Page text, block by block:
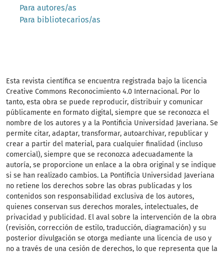
Para autores/as
Para bibliotecarios/as
Esta revista científica se encuentra registrada bajo la licencia
Creative Commons Reconocimiento 4.0 Internacional. Por lo
tanto, esta obra se puede reproducir, distribuir y comunicar
públicamente en formato digital, siempre que se reconozca el
nombre de los autores y a la Pontificia Universidad Javeriana. Se
permite citar, adaptar, transformar, autoarchivar, republicar y
crear a partir del material, para cualquier finalidad (incluso
comercial), siempre que se reconozca adecuadamente la
autoría, se proporcione un enlace a la obra original y se indique
si se han realizado cambios. La Pontificia Universidad Javeriana
no retiene los derechos sobre las obras publicadas y los
contenidos son responsabilidad exclusiva de los autores,
quienes conservan sus derechos morales, intelectuales, de
privacidad y publicidad. El aval sobre la intervención de la obra
(revisión, corrección de estilo, traducción, diagramación) y su
posterior divulgación se otorga mediante una licencia de uso y
no a través de una cesión de derechos, lo que representa que la